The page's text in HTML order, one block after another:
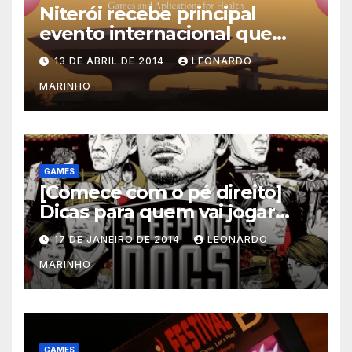
Niterói recebe principal
evento internacional que
mescla saúde e jogos
13 DE ABRIL DE 2014 LEONARDO
MARINHO
GAMES
[Comece com o pé direito]
Dicas para quem vai jogar
Sleeping Dogs
17 DE JANEIRO DE 2014 LEONARDO
MARINHO
GAMES